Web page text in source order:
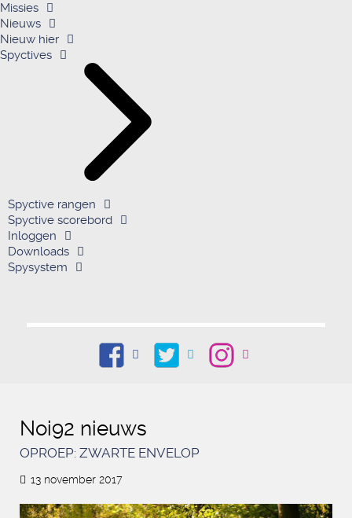
Missies
Nieuws
Nieuw hier
Spyctives
Spyctive rangen
Spyctive scorebord
Inloggen
Downloads
Spysystem
Noi92 nieuws
OPROEP: ZWARTE ENVELOP
13 november 2017